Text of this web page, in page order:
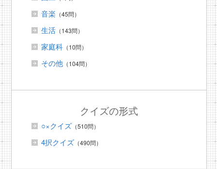
音楽 （45問）
生活（143問）
家庭科（10問）
その他（104問）
クイズの形式
○×クイズ（510問）
4択クイズ（490問）